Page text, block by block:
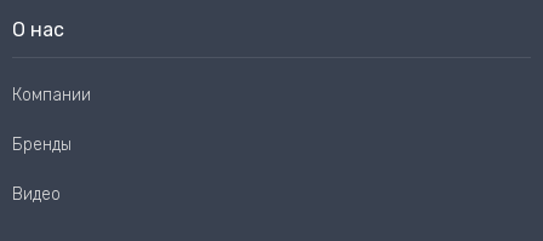
О нас
Компании
Бренды
Видео